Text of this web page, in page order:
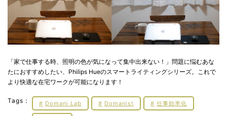
「家で仕事する時、照明の色が気になって集中出来ない！」問題に悩むあな
たにおすすめしたい、Philips Hueのスマートライティングシリーズ。これで
より快適な在宅ワークが可能になります！
Tags： Domani Lab Domanist 仕事効率化